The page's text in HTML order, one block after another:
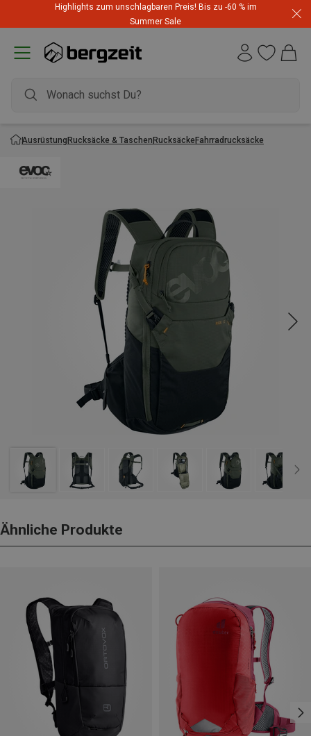
Highlights zum unschlagbaren Preis! Bis zu -60 % im
Summer Sale
AusrüstungRucksäcke & TaschenRucksäckeFahrradrucksäcke
Ähnliche Produkte